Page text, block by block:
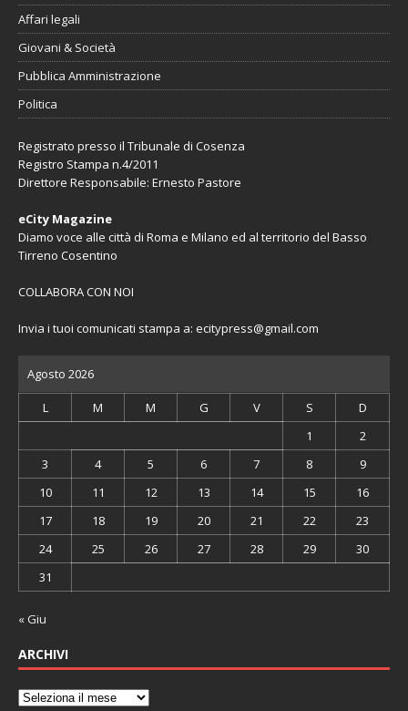
Affari legali
Giovani & Società
Pubblica Amministrazione
Politica
Registrato presso il Tribunale di Cosenza
Registro Stampa n.4/2011
Direttore Responsabile: Ernesto Pastore
eCity Magazine
Diamo voce alle città di Roma e Milano ed al territorio del Basso
Tirreno Cosentino
COLLABORA CON NOI
Invia i tuoi comunicati stampa a: ecitypress@gmail.com
Agosto 2026
L M M G V S
D
1
2
3
4 5 6 7 8
9
10
11 12 13 14 15
16
17
18 19 20 21 22
23
24
25 26 27 28 29
30
31
« Giu
ARCHIVI